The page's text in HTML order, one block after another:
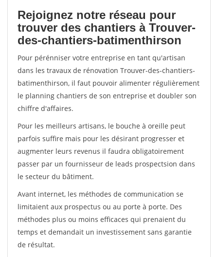
Rejoignez notre réseau pour
trouver des chantiers à Trouver-
des-chantiers-batimenthirson
Pour pérénniser votre entreprise en tant qu'artisan
dans les travaux de rénovation Trouver-des-chantiers-
batimenthirson, il faut pouvoir alimenter régulièrement
le planning chantiers de son entreprise et doubler son
chiffre d'affaires.
Pour les meilleurs artisans, le bouche à oreille peut
parfois suffire mais pour les désirant progresser et
augmenter leurs revenus il faudra obligatoirement
passer par un fournisseur de leads prospectsion dans
le secteur du bâtiment.
Avant internet, les méthodes de communication se
limitaient aux prospectus ou au porte à porte. Des
méthodes plus ou moins efficaces qui prenaient du
temps et demandait un investissement sans garantie
de résultat.